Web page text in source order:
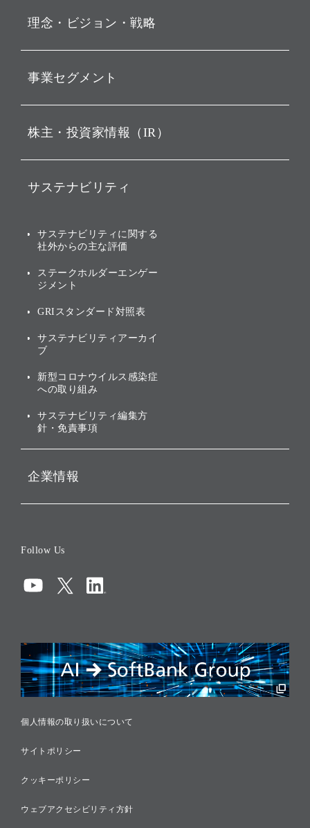
お知らせ
動画配信
理念・ビジョン・戦略
経営理念
ビジョン
戦略
バリュー
ソフトバンクグループの歩
[AI] What dreams are made
事業セグメント
ソフトバンク・ビジョン・
その他
グループ企業一覧
株主・投資家情報（IR）
IRカレンダー
業績・財務
アニュアルレポート
株主・投資家情報（IR）に
サステナビリティ
トップメッセージ
サステナビリティの考え方
ガバナンス
投資先のサステナビリティ
サステナビリティに関する
社外からの主な評価
ステークホルダーエンゲー
ジメント
GRIスタンダード対照表
サステナビリティアーカイ
ブ
新型コロナウイルス感染症
への取り組み
サステナビリティ編集方
針・免責事項
企業情報
コンプライアンス
リスクマネジメント
税務に対する取り組み
採用情報
Follow Us
個人情報の取り扱いについて
サイトポリシー
クッキーポリシー
ウェブアクセシビリティ方針